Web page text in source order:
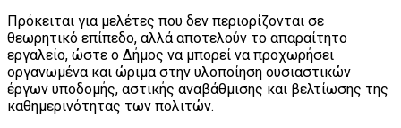
Πρόκειται για μελέτες που δεν περιορίζονται σε
θεωρητικό επίπεδο, αλλά αποτελούν το απαραίτητο
εργαλείο, ώστε ο Δήμος να μπορεί να προχωρήσει
οργανωμένα και ώριμα στην υλοποίηση ουσιαστικών
έργων υποδομής, αστικής αναβάθμισης και βελτίωσης της
καθημερινότητας των πολιτών.